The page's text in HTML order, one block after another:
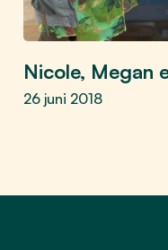
Nicole, Megan
26 juni 2018